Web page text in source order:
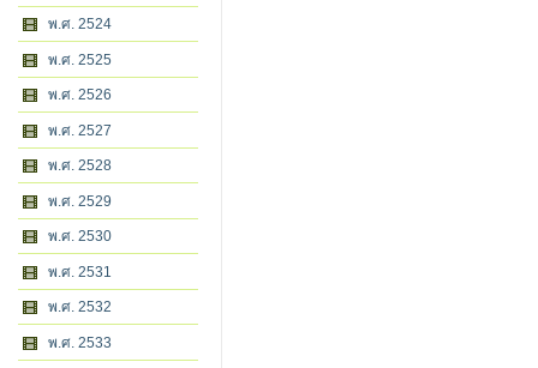
พ.ศ. 2524
พ.ศ. 2525
พ.ศ. 2526
พ.ศ. 2527
พ.ศ. 2528
พ.ศ. 2529
พ.ศ. 2530
พ.ศ. 2531
พ.ศ. 2532
พ.ศ. 2533